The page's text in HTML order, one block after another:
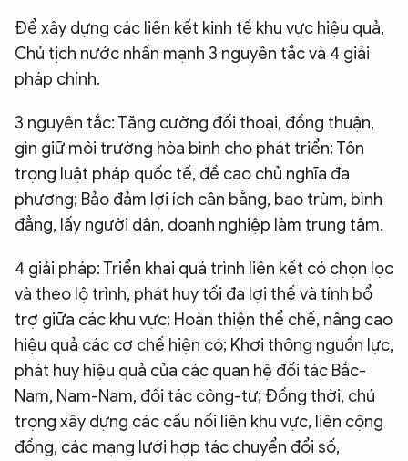
Để xây dựng các liên kết kinh tế khu vực hiệu quả,
Chủ tịch nước nhấn mạnh 3 nguyên tắc và 4 giải
pháp chính.
3 nguyên tắc: Tăng cường đối thoại, đồng thuận,
gìn giữ môi trường hòa bình cho phát triển; Tôn
trọng luật pháp quốc tế, đề cao chủ nghĩa đa
phương; Bảo đảm lợi ích cân bằng, bao trùm, bình
đẳng, lấy người dân, doanh nghiệp làm trung tâm.
4 giải pháp: Triển khai quá trình liên kết có chọn lọc
và theo lộ trình, phát huy tối đa lợi thế và tính bổ
trợ giữa các khu vực; Hoàn thiện thể chế, nâng cao
hiệu quả các cơ chế hiện có; Khơi thông nguồn lực,
phát huy hiệu quả của các quan hệ đối tác Bắc-
Nam, Nam-Nam, đối tác công-tư; Đồng thời, chú
trọng xây dựng các cầu nối liên khu vực, liên cộng
đồng, các mạng lưới hợp tác chuyển đổi số,